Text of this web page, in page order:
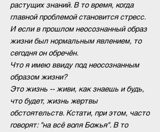
растущих знаний. В то время, когда
главной проблемой становится стресс.
И если в прошлом неосознанный образ
жизни был нормальным явлением, то
сегодня он обречён.
Что я имею ввиду под неосознанным
образом жизни?
Это жизнь -- живи, как знаешь и будь,
что будет, жизнь жертвы
обстоятельств. Кстати, при этом, часто
говорят: "на всё воля Божья". В то